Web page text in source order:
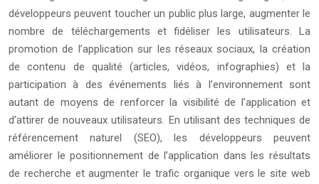
développeurs peuvent toucher un public plus large, augmenter le
nombre de téléchargements et fidéliser les utilisateurs. La
promotion de l’application sur les réseaux sociaux, la création
de contenu de qualité (articles, vidéos, infographies) et la
participation à des événements liés à l’environnement sont
autant de moyens de renforcer la visibilité de l’application et
d’attirer de nouveaux utilisateurs. En utilisant des techniques de
référencement naturel (SEO), les développeurs peuvent
améliorer le positionnement de l’application dans les résultats
de recherche et augmenter le trafic organique vers le site web